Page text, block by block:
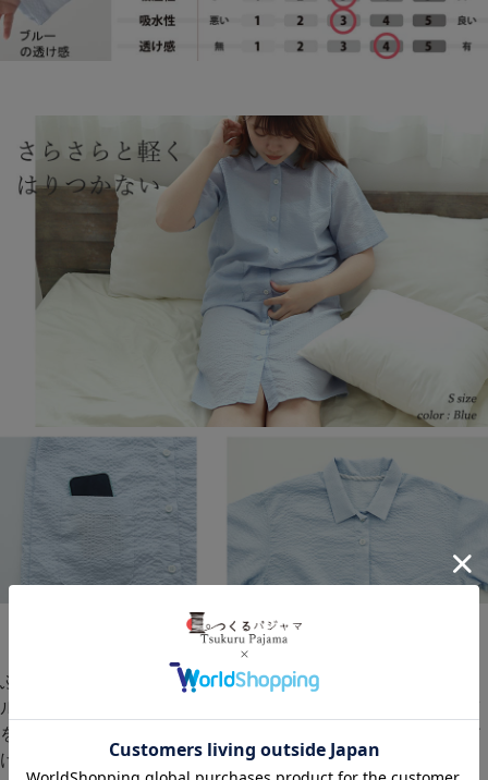
ふんわりとやわらかく、ごわごわしないエアリーリップ
ル。シャツワンピースで、おうち時間にゆったりくつろぎ
を。肌寒いときは、羽織りやガウンとしてもお使いいただ
けます。ルームウェアにも最適！